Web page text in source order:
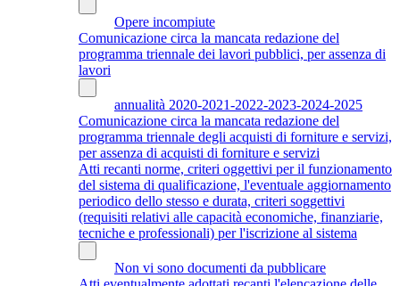
Opere incompiute
Comunicazione circa la mancata redazione del
programma triennale dei lavori pubblici, per assenza di
lavori
annualità 2020-2021-2022-2023-2024-2025
Comunicazione circa la mancata redazione del
programma triennale degli acquisti di forniture e servizi,
per assenza di acquisti di forniture e servizi
Atti recanti norme, criteri oggettivi per il funzionamento
del sistema di qualificazione, l'eventuale aggiornamento
periodico dello stesso e durata, criteri soggettivi
(requisiti relativi alle capacità economiche, finanziarie,
tecniche e professionali) per l'iscrizione al sistema
Non vi sono documenti da pubblicare